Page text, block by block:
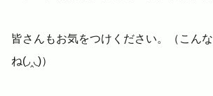
皆さんもお気をつけください。（こん
ね(◞‸◟)）